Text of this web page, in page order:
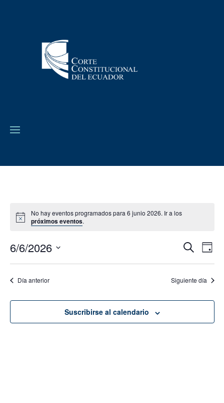
No hay eventos programados para 6 junio 2026. Ir a los
próximos eventos.
de
vistas
de
Buscar
de
Día
6/6/2026
Día anterior Siguiente día
Suscribirse al calendario